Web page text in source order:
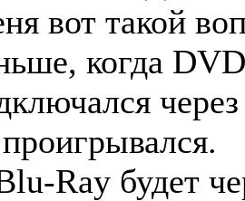
вот такой
когда
Ray будет